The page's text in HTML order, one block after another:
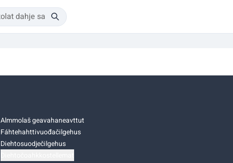
Almmolaš geavahaneavttut
Fáhtehahttivuođačilgehus
Diehtosuodječilgehus